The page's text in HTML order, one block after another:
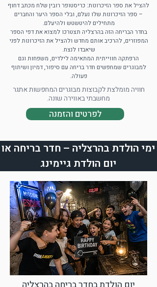
להציל את ספר הזיכרונות: כריסטופר רובין שלח מכתב דחוף
– ספר הזיכרונות שלו נעלם, ובלי הספר היער והחברים
מתחילים להיטשטש ולהיעלם.
בחדר הבריחה הזה בהרצליה תצטרכו למצוא את דפי הספר
המפוזרים, להרכיב אותם מחדש ולהציל את הזיכרונות לפני
שיאבדו לנצח.
הרפתקה חווייתית המתאימה לילדים, משפחות וגם
למבוגרים שמחפשים חדר בריחה עם סיפור, דמיון ושיתוף
פעולה.
חוויה מומלצת לקבוצות מבוגרים המחפשות אתגר
מחשבתי באווירה שונה.
לפרטים והזמנה
ימי הולדת בהרצליה – חדר בריחה או
יום הולדת גיימינג